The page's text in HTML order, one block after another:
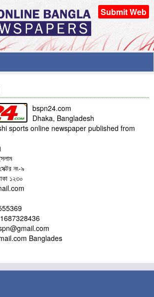
Submit Web
bspn24.com
Dhaka, Bangladesh
sports online newspaper published from
নং-৯
১২৩০
Banglades